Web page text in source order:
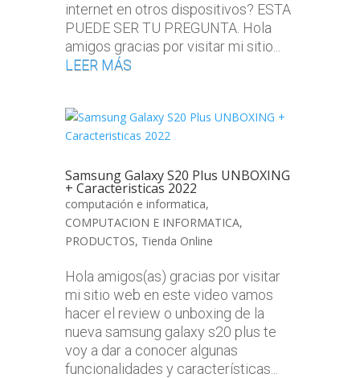
internet en otros dispositivos? ESTA
PUEDE SER TU PREGUNTA. Hola
amigos gracias por visitar mi sitio...
LEER MÁS
Samsung Galaxy S20 Plus UNBOXING
+ Caracteristicas 2022
computación e informatica,
COMPUTACION E INFORMATICA,
PRODUCTOS, Tienda Online
Hola amigos(as) gracias por visitar
mi sitio web en este video vamos
hacer el review o unboxing de la
nueva samsung galaxy s20 plus te
voy a dar a conocer algunas
funcionalidades y características...